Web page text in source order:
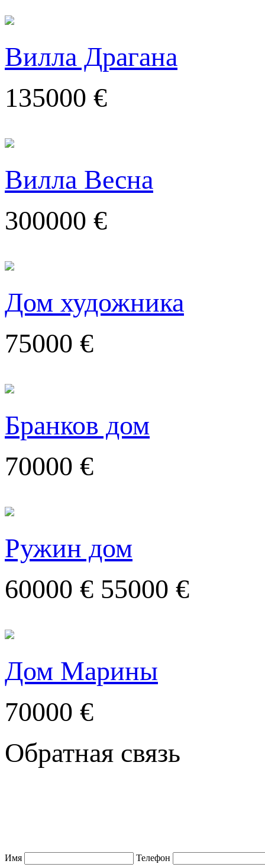
Вилла Драгана
135000 €
Вилла Весна
300000 €
Дом художника
75000 €
Бранков дом
70000 €
Ружин дом
60000 € 55000 €
Дом Марины
70000 €
Обратная связь
Имя Телефон